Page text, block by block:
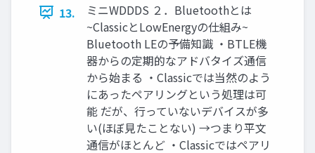
13.
ミニWDDDS ２．Bluetoothとは
~ClassicとLowEnergyの仕組み~
Bluetooth LEの予備知識 ・BTLE機
器からの定期的なアドバタイズ通信
から始まる ・Classicでは当然のよう
にあったペアリングという処理は可
能 だが、行っていないデバイスが多
い(ほぼ見たことない) →つまり平文
通信がほとんど ・Classicではペアリ